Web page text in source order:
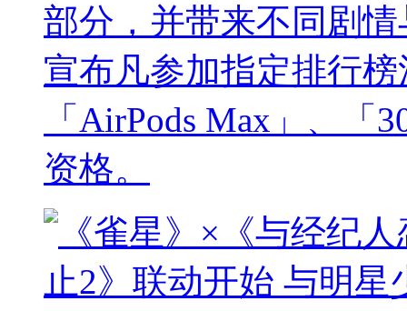
部分，并带来不同剧
宣布凡参加指定排行
「AirPods Max」、
资格。